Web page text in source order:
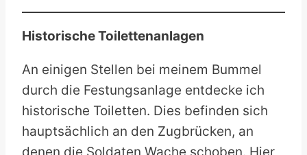
Historische Toilettenanlagen
An einigen Stellen bei meinem Bummel
durch die Festungsanlage entdecke ich
historische Toiletten. Dies befinden sich
hauptsächlich an den Zugbrücken, an